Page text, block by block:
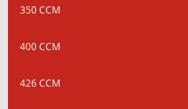
350 CCM
400 CCM
426 CCM